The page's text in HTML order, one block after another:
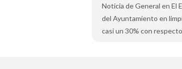
Noticia de General en El
del Ayuntamiento en
casi un 30% con